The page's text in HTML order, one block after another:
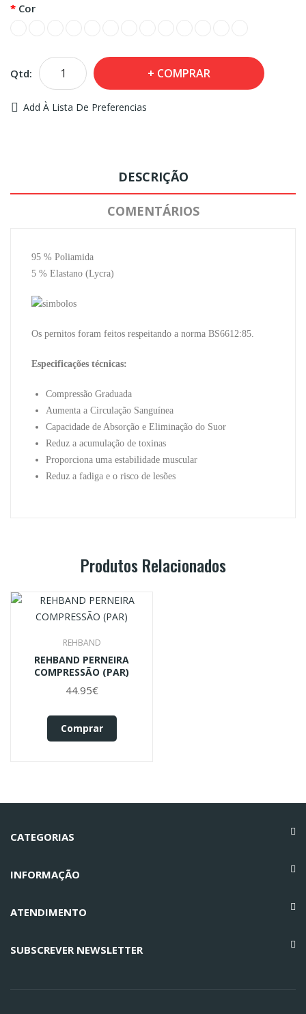
Cor
Qtd: COMPRAR
Add À Lista De Preferencias
DESCRIÇÃO
COMENTÁRIOS
95 % Poliamida
5 % Elastano (Lycra)
Os pernitos foram feitos respeitando a norma BS6612:85.
Especificações técnicas:
Compressão Graduada
Aumenta a Circulação Sanguínea
Capacidade de Absorção e Eliminação do Suor
Reduz a acumulação de toxinas
Proporciona uma estabilidade muscular
Reduz a fadiga e o risco de lesões
Produtos Relacionados
REHBAND
REHBAND PERNEIRA
COMPRESSÃO (PAR)
44.95€
Comprar
CATEGORIAS
INFORMAÇÃO
ATENDIMENTO
SUBSCREVER NEWSLETTER